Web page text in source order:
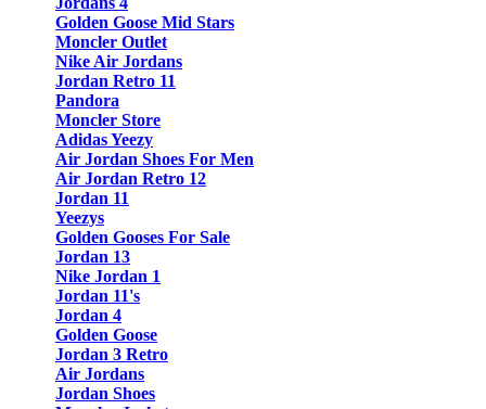
Golden Goose Mid Stars
Moncler Outlet
Nike Air Jordans
Jordan Retro 11
Pandora
Moncler Store
Adidas Yeezy
Air Jordan Shoes For Men
Air Jordan Retro 12
Jordan 11
Yeezys
Golden Gooses For Sale
Jordan 13
Nike Jordan 1
Jordan 11's
Jordan 4
Golden Goose
Jordan 3 Retro
Air Jordans
Jordan Shoes